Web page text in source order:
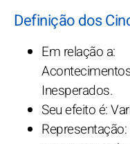
Definição dos
Em relação a:
Inesperados.
Seu efeito é: